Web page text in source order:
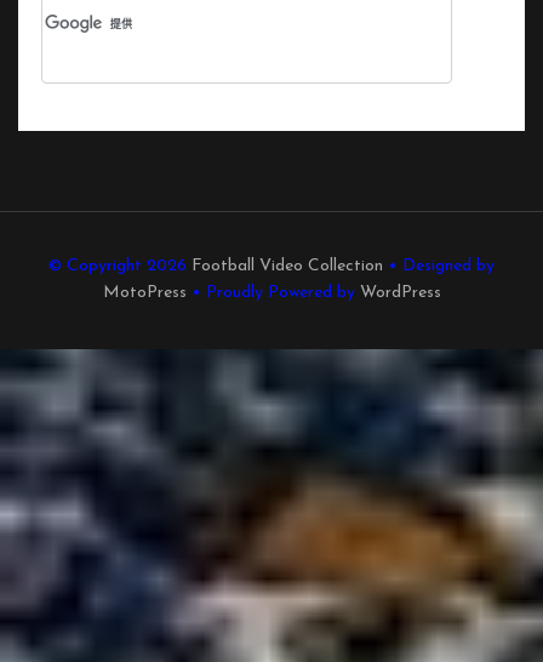
© Copyright 2026 Football Video Collection • Designed by
MotoPress • Proudly Powered by WordPress